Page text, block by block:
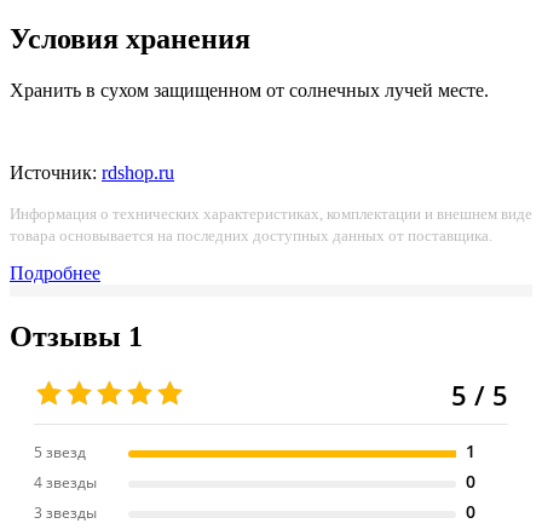
Условия хранения
Хранить в сухом защищенном от солнечных лучей месте.
Источник: rdshop.ru
Информация о технических характеристиках, комплектации и внешнем виде
товара основывается на последних доступных данных от поставщика.
Подробнее
Отзывы 1
5 / 5
5 звезд 1
4 звезды 0
3 звезды 0